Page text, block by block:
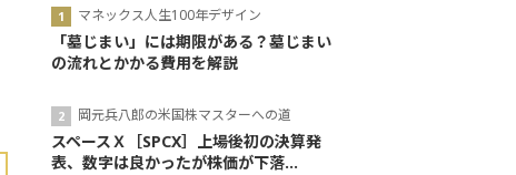
マネックス人生100年デザイン
「墓じまい」には期限がある？墓じまい
の流れとかかる費用を解説
岡元兵八郎の米国株マスターへの道
スペースＸ［SPCX］上場後初の決算発
表、数字は良かったが株価が下落...